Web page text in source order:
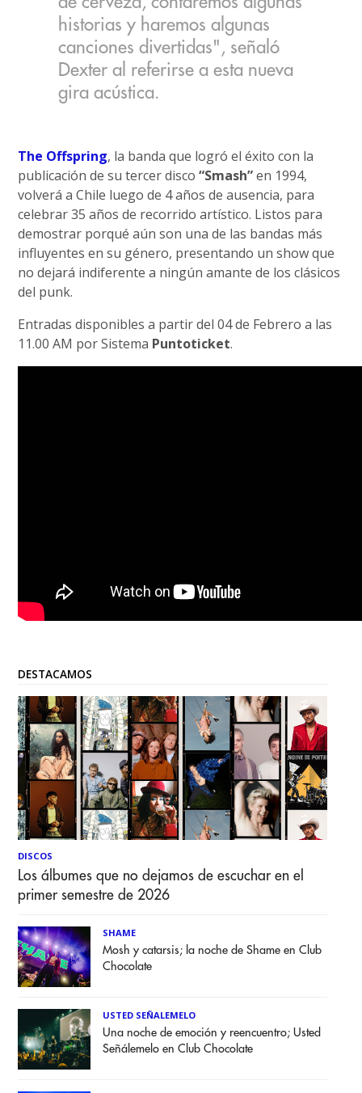
historias y haremos algunas
canciones divertidas", señaló
Dexter al referirse a esta nueva
gira acústica.
The Offspring, la banda que logró el éxito con la
publicación de su tercer disco“Smash”en 1994,
volverá a Chile luego de 4 años de ausencia, para
celebrar 35 años de recorrido artístico. Listos para
demostrar porqué aún son una de las bandas más
influyentes en su género, presentando un show que
no dejará indiferente a ningún amante de los clásicos
del punk.
Entradas disponibles a partir del 04 de Febrero a las
11.00 AM por Sistema Puntoticket.
DESTACAMOS
DISCOS
Los álbumes que no dejamos de escuchar en el
primer semestre de 2026
SHAME
Mosh y catarsis; la noche de Shame en Club
Chocolate
USTED SEÑALEMELO
Una noche de emoción y reencuentro; Usted
Señálemelo en Club Chocolate